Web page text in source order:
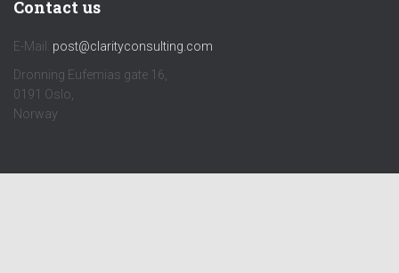
Contact us
E-Mail: post@clarityconsulting.com
Dronning Eufemias gate 16,
0191 Oslo,
Norway